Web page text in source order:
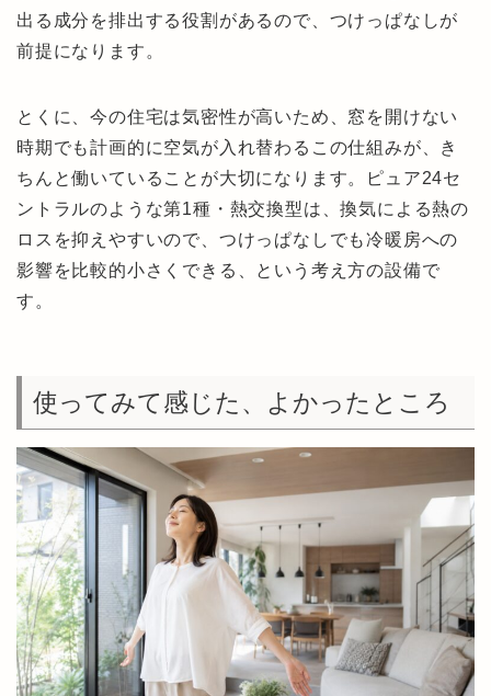
出る成分を排出する役割があるので、つけっぱなしが
前提になります。
とくに、今の住宅は気密性が高いため、窓を開けない
時期でも計画的に空気が入れ替わるこの仕組みが、き
ちんと働いていることが大切になります。ピュア24セ
ントラルのような第1種・熱交換型は、換気による熱の
ロスを抑えやすいので、つけっぱなしでも冷暖房への
影響を比較的小さくできる、という考え方の設備で
す。
使ってみて感じた、よかったところ